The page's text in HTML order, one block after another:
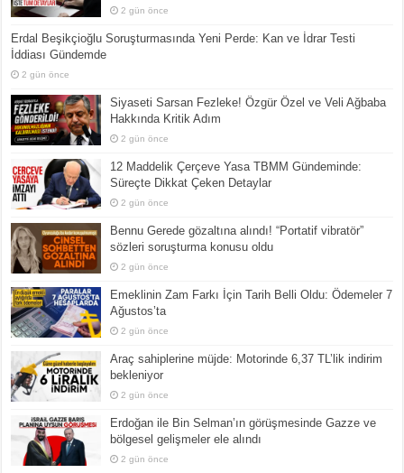
2 gün önce
Erdal Beşikçioğlu Soruşturmasında Yeni Perde: Kan ve İdrar Testi
İddiası Gündemde
2 gün önce
Siyaseti Sarsan Fezleke! Özgür Özel ve Veli Ağbaba
Hakkında Kritik Adım
2 gün önce
12 Maddelik Çerçeve Yasa TBMM Gündeminde:
Süreçte Dikkat Çeken Detaylar
2 gün önce
Bennu Gerede gözaltına alındı! “Portatif vibratör”
sözleri soruşturma konusu oldu
2 gün önce
Emeklinin Zam Farkı İçin Tarih Belli Oldu: Ödemeler 7
Ağustos’ta
2 gün önce
Araç sahiplerine müjde: Motorinde 6,37 TL’lik indirim
bekleniyor
2 gün önce
Erdoğan ile Bin Selman’ın görüşmesinde Gazze ve
bölgesel gelişmeler ele alındı
2 gün önce